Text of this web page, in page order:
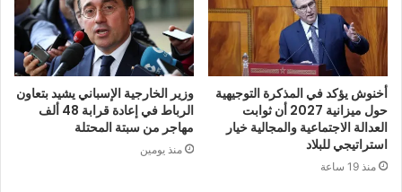
أخنوش يؤكد في المذكرة التوجيهية
حول ميزانية 2027 أن ثوابت
العدالة الاجتماعية والمجالية خيار
استراتيجي للبلاد
منذ 19 ساعة
وزير الخارجية الإسباني يشيد بتعاون
الرباط في إعادة قرابة 48 ألف
مهاجر من سبتة المحتلة
منذ يومين